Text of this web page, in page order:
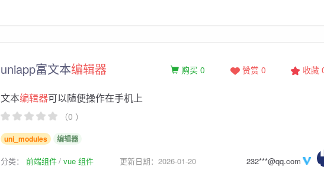
uniapp富文本编辑器 收藏
赞赏 0
购买 0
文本编辑器可以随便操作在手机上
（0 ）
uni_modules 编辑器
分类： 前端组件 vue 组件 更新日期：2026-01-20 232***@qq.com